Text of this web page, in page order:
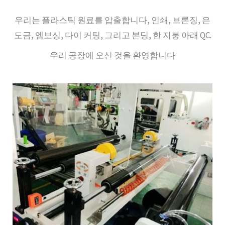
우리는 플라스틱 원료를 압출합니다, 인쇄, 브론징, 은
도금, 엠보싱, 다이 커팅, 그리고 본딩, 한 지붕 아래 QC.
우리 공장에 오신 것을 환영합니다